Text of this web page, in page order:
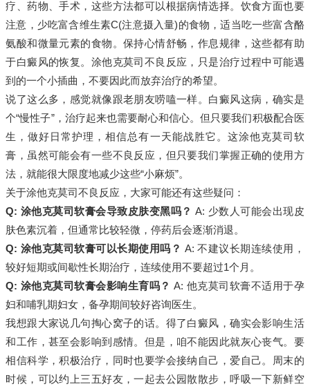
疗、药物、手术，这些方法都可以根据病情选择。饮食方面也要
注意，少吃富含维生素C(注意摄入量)的食物，适当吃一些富含酪
氨酸和微量元素的食物。保持心情舒畅，作息规律，这些都有助
于白癜风的恢复。涂他克莫司不良反应，只是治疗过程中可能遇
到的一个小插曲，不要因此而放弃治疗的希望。
说了这么多，感觉就像跟老朋友唠嗑一样。白癜风这病，确实是
个“慢性子”，治疗起来也需要耐心和信心。但只要我们积极配合医
生，做好日常护理，相信总有一天能战胜它。这涂他克莫司软
膏，虽然可能会有一些不良反应，但只要我们掌握正确的使用方
法，就能很大限度地减少这些“小麻烦”。
关于涂他克莫司不良反应，大家可能还有这些疑问：
Q: 涂他克莫司软膏会导致皮肤变黑吗？ A: 少数人可能会出现皮
肤色素沉着，但通常比较轻微，停药后会逐渐消退。
Q: 涂他克莫司软膏可以长期使用吗？ A: 不建议长期连续使用，
较好短期或间歇性长期治疗，连续使用不要超过1个月。
Q: 涂他克莫司软膏会影响生育吗？ A: 他克莫司软膏不适用于孕
妇和哺乳期妇女，备孕期间较好咨询医生。
我想跟大家说几句掏心窝子的话。得了白癜风，确实会影响生活
和工作，甚至会影响到感情。但是，咱不能因此就灰心丧气。要
相信科学，积极治疗，同时也要学会接纳自己，爱自己。周末的
时候，可以约上三五好友，一起去公园散散步，呼吸一下新鲜空